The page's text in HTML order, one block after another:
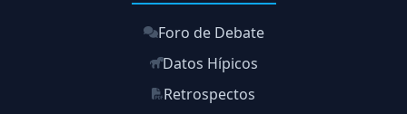
Foro de Debate
Datos Hípicos
Retrospectos